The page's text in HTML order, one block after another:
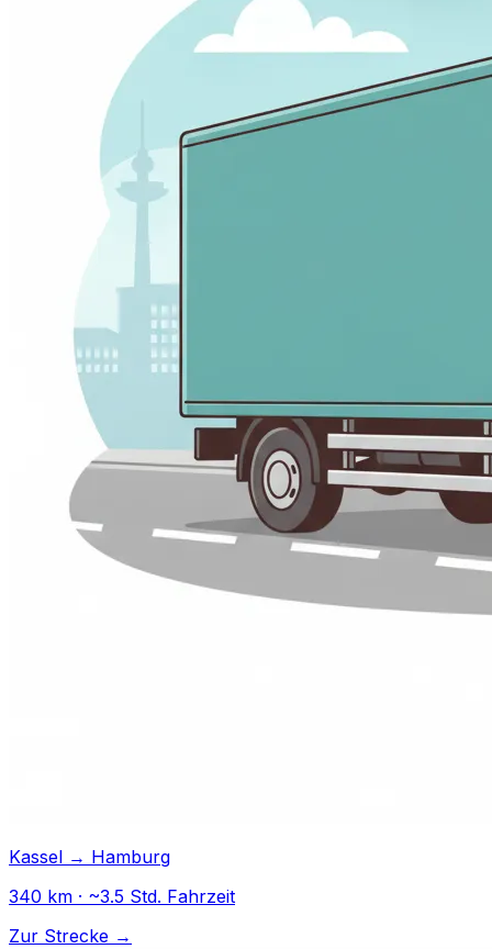
Kassel → Hamburg
340 km · ~3.5 Std. Fahrzeit
Zur Strecke →